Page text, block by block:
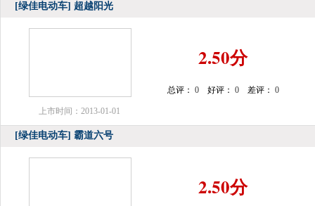
[绿佳电动车] 超越阳光
上市时间：2013-01-01
2.50分
总评： 0 好评： 0 差评： 0
[绿佳电动车] 霸道六号
2.50分